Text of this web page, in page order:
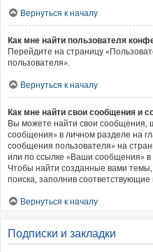
Вернуться к началу
Как мне найти пользователя
Перейдите на страницу
пользователя».
Вернуться к началу
Как мне найти свои сообщения и
Вы можете найти свои сообщения,
сообщения» в личном разделе на
сообщения пользователя» на
или по ссылке «Ваши сообщения»
Чтобы найти созданные вами
поиска, заполнив соответствующие
Вернуться к началу
Подписки и закладки